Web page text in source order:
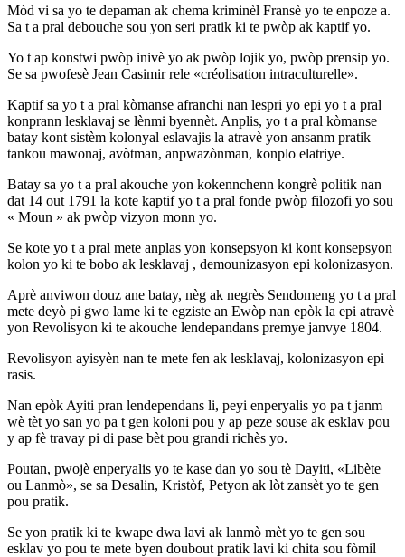
Mòd vi sa yo te depaman ak chema kriminèl Fransè yo te enpoze a.
Sa t a pral debouche sou yon seri pratik ki te pwòp ak kaptif yo.
Yo t ap konstwi pwòp inivè yo ak pwòp lojik yo, pwòp prensip yo.
Se sa pwofesè Jean Casimir rele «créolisation intraculturelle».
Kaptif sa yo t a pral kòmanse afranchi nan lespri yo epi yo t a pral
konprann lesklavaj se lènmi byennèt. Anplis, yo t a pral kòmanse
batay kont sistèm kolonyal eslavajis la atravè yon ansanm pratik
tankou mawonaj, avòtman, anpwazònman, konplo elatriye.
Batay sa yo t a pral akouche yon kokennchenn kongrè politik nan
dat 14 out 1791 la kote kaptif yo t a pral fonde pwòp filozofi yo sou
« Moun » ak pwòp vizyon monn yo.
Se kote yo t a pral mete anplas yon konsepsyon ki kont konsepsyon
kolon yo ki te bobo ak lesklavaj , demounizasyon epi kolonizasyon.
Aprè anviwon douz ane batay, nèg ak negrès Sendomeng yo t a pral
mete deyò pi gwo lame ki te egziste an Ewòp nan epòk la epi atravè
yon Revolisyon ki te akouche lendepandans premye janvye 1804.
Revolisyon ayisyèn nan te mete fen ak lesklavaj, kolonizasyon epi
rasis.
Nan epòk Ayiti pran lendependans li, peyi enperyalis yo pa t janm
wè tèt yo san yo pa t gen koloni pou y ap peze souse ak esklav pou
y ap fè travay pi di pase bèt pou grandi richès yo.
Poutan, pwojè enperyalis yo te kase dan yo sou tè Dayiti, «Libète
ou Lanmò», se sa Desalin, Kristòf, Petyon ak lòt zansèt yo te gen
pou pratik.
Se yon pratik ki te kwape dwa lavi ak lanmò mèt yo te gen sou
esklav yo pou te mete byen doubout pratik lavi ki chita sou fòmil